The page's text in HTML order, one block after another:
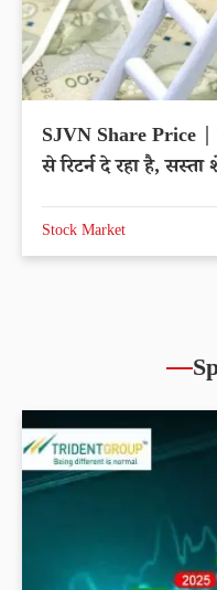
SJVN Share Price |
से रिटर्न दे रहा है,
Stock Market